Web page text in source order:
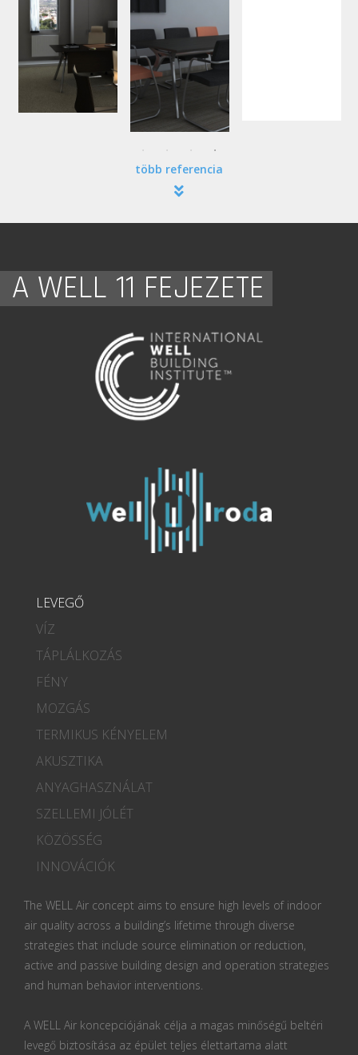
több referencia
A WELL 11 FEJEZETE
LEVEGŐ
VÍZ
TÁPLÁLKOZÁS
FÉNY
MOZGÁS
TERMIKUS KÉNYELEM
AKUSZTIKA
ANYAGHASZNÁLAT
SZELLEMI JÓLÉT
KÖZÖSSÉG
INNOVÁCIÓK
The WELL Air concept aims to ensure high levels of indoor
air quality across a building’s lifetime through diverse
strategies that include source elimination or reduction,
active and passive building design and operation strategies
and human behavior interventions.
A WELL Air koncepciójának célja a magas minőségű beltéri
levegő biztosítása az épület teljes élettartama alatt